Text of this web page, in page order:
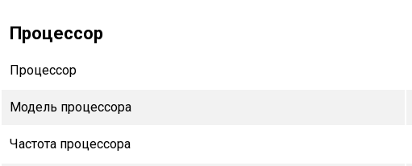
Процессор
Процессор
Модель процессора
Частота процессора